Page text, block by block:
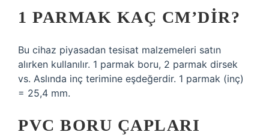
1 PARMAK KAÇ CM’DIR?
Bu cihaz piyasadan tesisat malzemeleri satın
alırken kullanılır. 1 parmak boru, 2 parmak dirsek
vs. Aslında inç terimine eşdeğerdir. 1 parmak (inç)
= 25,4 mm.
PVC BORU ÇAPLARI